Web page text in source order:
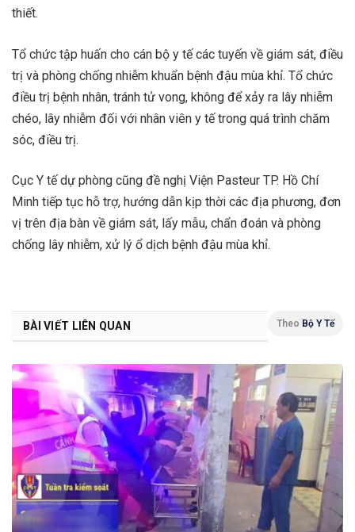
thiết.
Tổ chức tập huấn cho cán bộ y tế các tuyến về giám sát, điều
trị và phòng chống nhiễm khuẩn bệnh đậu mùa khỉ. Tổ chức
điều trị bệnh nhân, tránh tử vong, không để xảy ra lây nhiễm
chéo, lây nhiễm đối với nhân viên y tế trong quá trình chăm
sóc, điều trị.
Cục Y tế dự phòng cũng đề nghị Viện Pasteur TP. Hồ Chí
Minh tiếp tục hỗ trợ, hướng dẫn kịp thời các địa phương, đơn
vị trên địa bàn về giám sát, lấy mẫu, chẩn đoán và phòng
chống lây nhiễm, xử lý ổ dịch bệnh đậu mùa khỉ.
Theo Bộ Y Tế
BÀI VIẾT LIÊN QUAN